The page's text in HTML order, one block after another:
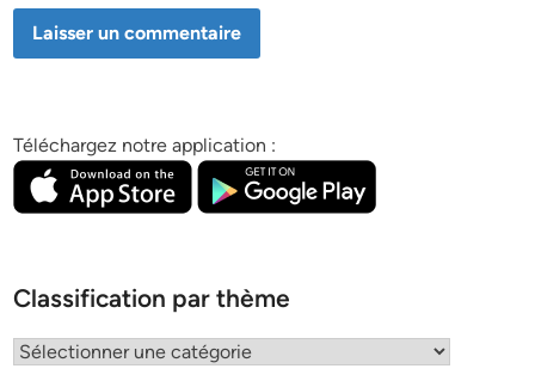
Téléchargez notre application :
Classification par thème
Classification